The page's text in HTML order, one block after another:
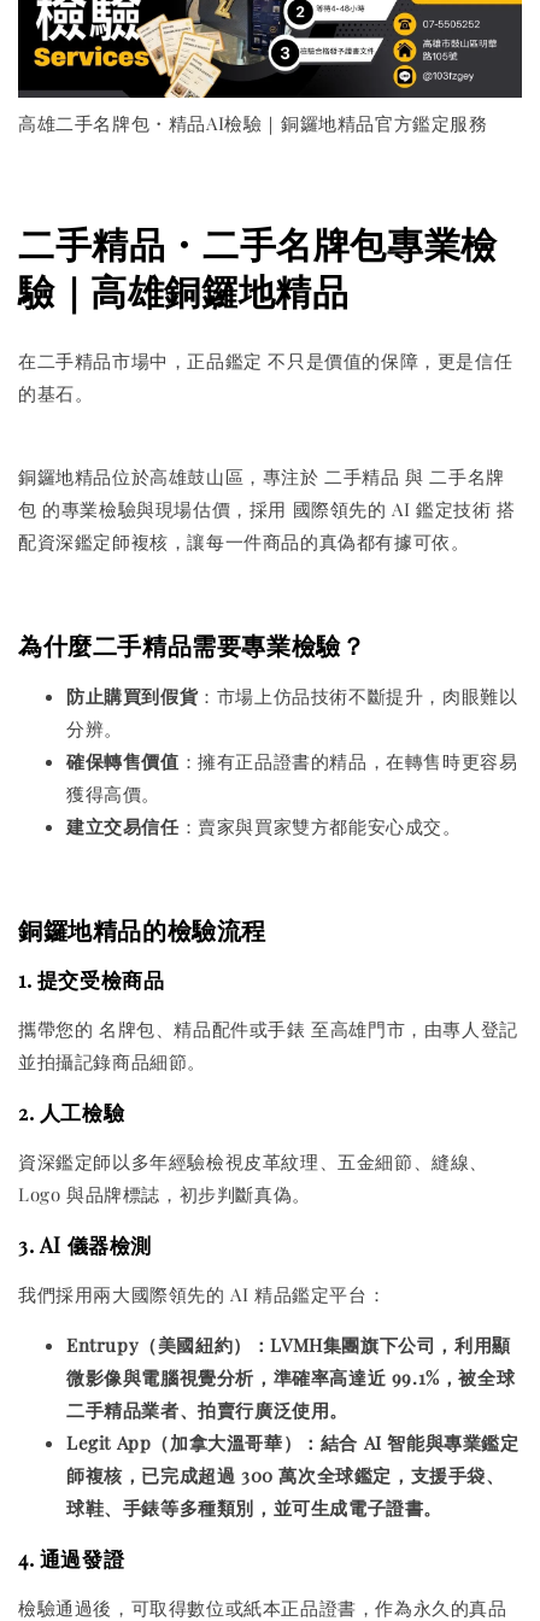
高雄二手名牌包・精品AI檢驗｜銅鑼地精品官方鑑定服務
二手精品・二手名牌包專業檢
驗｜高雄銅鑼地精品
在二手精品市場中，正品鑑定 不只是價值的保障，更是信任
的基石。
銅鑼地精品位於高雄鼓山區，專注於 二手精品 與 二手名牌
包 的專業檢驗與現場估價，採用 國際領先的 AI 鑑定技術 搭
配資深鑑定師複核，讓每一件商品的真偽都有據可依。
為什麼二手精品需要專業檢驗？
防止購買到假貨：市場上仿品技術不斷提升，肉眼難以
分辨。
確保轉售價值 ：擁有正品證書的精品，在轉售時更容易
獲得高價。
建立交易信任 ：賣家與買家雙方都能安心成交。
銅鑼地精品的檢驗流程
1. 提交受檢商品
攜帶您的 名牌包、精品配件或手錶 至高雄門市，由專人登記
並拍攝記錄商品細節。
2. 人工檢驗
資深鑑定師以多年經驗檢視皮革紋理、五金細節、縫線、
Logo 與品牌標誌，初步判斷真偽。
3. AI 儀器檢測
我們採用兩大國際領先的 AI 精品鑑定平台：
Entrupy（美國紐約）：LVMH集團旗下公司，利用顯
微影像與電腦視覺分析，準確率高達近 99.1%，被全球
二手精品業者、拍賣行廣泛使用。
Legit App（加拿大溫哥華）：結合 AI 智能與專業鑑定
師複核，已完成超過 300 萬次全球鑑定，支援手袋、
球鞋、手錶等多種類別，並可生成電子證書。
4. 通過發證
檢驗通過後，可取得數位或紙本正品證書，作為永久的真品